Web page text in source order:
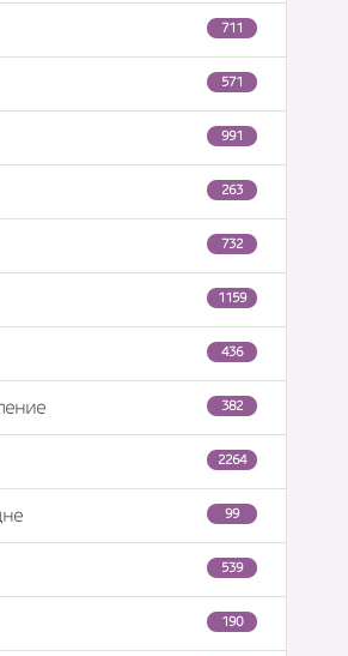
711
571
991
263
732
1159
436
382
2264
99
539
190